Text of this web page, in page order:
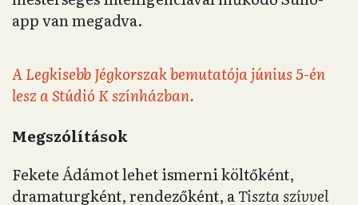
app van megadva.
A Legkisebb Jégkorszak bemutatója június 5-én
lesz a Stúdió K színházban.
Megszólítások
Fekete Ádámot lehet ismerni költőként,
dramaturgként, rendezőként, aTiszta szívvel